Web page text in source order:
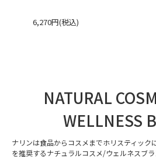
6,270円(税込)
NATURAL
WELLNESS
ナリンは食品からコスメまでホリスティック
を推奨するナチュラルコスメ/ウェルネスブラ